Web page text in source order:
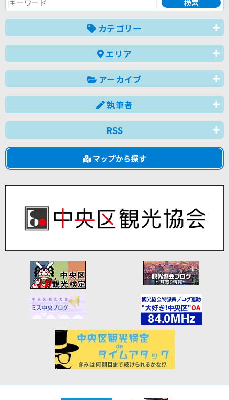
カテゴリー
エリア
アーカイブ
執筆者
RSS
マップから探す